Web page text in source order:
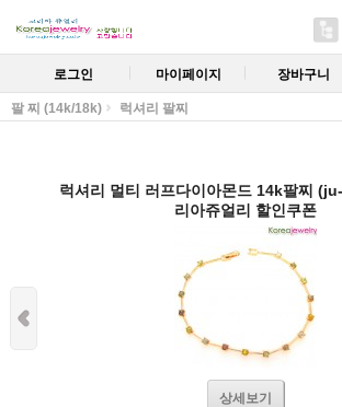
로그인 마이페이지 장바구니
팔 찌 (14k/18k) 럭셔리 팔찌
럭셔리 멀티 러프다이아몬드 14k팔찌
리아쥬얼리 할인쿠폰
상세보기